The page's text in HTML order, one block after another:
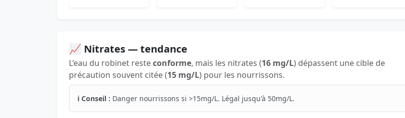
📈 Nitrates — tendance
L’eau du robinet resteconforme, mais les nitrates (16 mg/L) dépassent une cible de
précaution souvent citée (15 mg/L) pour les nourrissons.
ℹ️ Conseil : Danger nourrissons si >15mg/L. Légal jusqu'à 50mg/L.